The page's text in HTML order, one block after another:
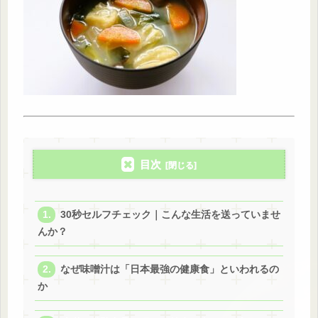
目次
30秒セルフチェック｜こんな生活を送っていませ
んか？
なぜ味噌汁は「日本最強の健康食」といわれるの
か